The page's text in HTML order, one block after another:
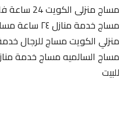
مساج منزلى
مساج خدمة
منزلي الكويت مساج للرجال
مساج السالميه مساج خدمة
للبيت